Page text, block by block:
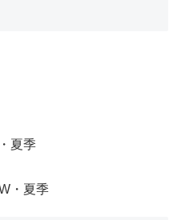
夏季
・夏季